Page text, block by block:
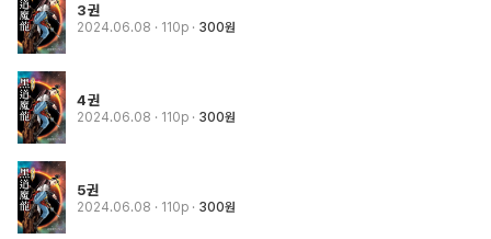
3권
2024.06.08 · 110p 300원
4권
2024.06.08 · 110p 300원
5권
2024.06.08 · 110p 300원